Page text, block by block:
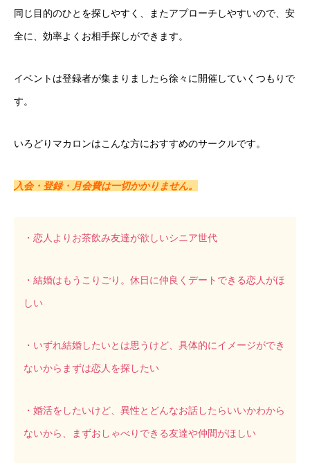
同じ目的のひとを探しやすく、またアプローチしやすいので、安
全に、効率よくお相手探しができます。
イベントは登録者が集まりましたら徐々に開催していくつもりで
す。
いろどりマカロンはこんな方におすすめのサークルです。
入会・登録・月会費は一切かかりません。
・恋人よりお茶飲み友達が欲しいシニア世代
・結婚はもうこりごり。休日に仲良くデートできる恋人がほ
しい
・いずれ結婚したいとは思うけど、具体的にイメージができ
ないからまずは恋人を探したい
・婚活をしたいけど、異性とどんなお話したらいいかわから
ないから、まずおしゃべりできる友達や仲間がほしい